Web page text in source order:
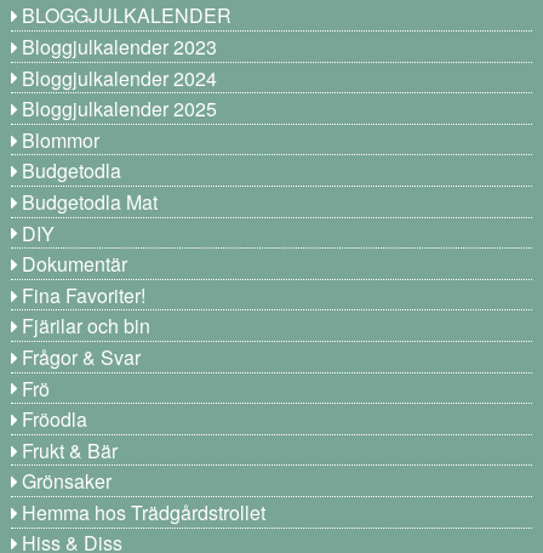
BLOGGJULKALENDER
Bloggjulkalender 2023
Bloggjulkalender 2024
Bloggjulkalender 2025
Blommor
Budgetodla
Budgetodla Mat
DIY
Dokumentär
Fina Favoriter!
Fjärilar och bin
Frågor & Svar
Frö
Fröodla
Frukt & Bär
Grönsaker
Hemma hos Trädgårdstrollet
Hiss & Diss